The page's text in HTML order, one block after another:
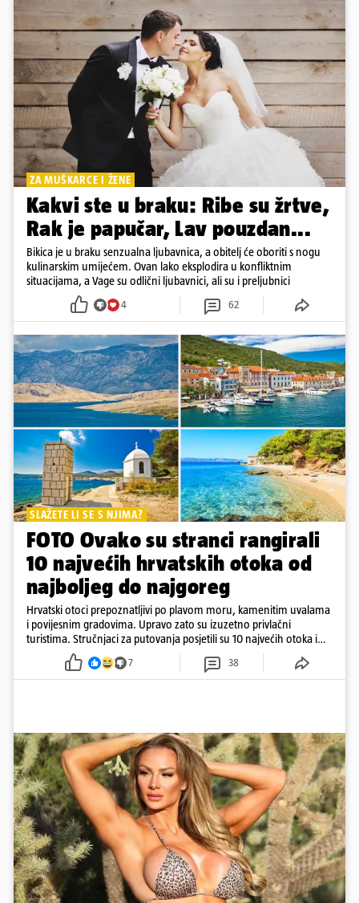
ZA MUŠKARCE I ŽENE
Kakvi ste u braku: Ribe su žrtve,
Rak je papučar, Lav pouzdan...
Bikica je u braku senzualna ljubavnica, a obitelj će oboriti s nogu
kulinarskim umijećem. Ovan lako eksplodira u konfliktnim
situacijama, a Vage su odlični ljubavnici, ali su i preljubnici
4 62
SLAŽETE LI SE S NJIMA?
FOTO Ovako su stranci rangirali
10 najvećih hrvatskih otoka od
najboljeg do najgoreg
Hrvatski otoci prepoznatljivi po plavom moru, kamenitim uvalama
i povijesnim gradovima. Upravo zato su izuzetno privlačni
turistima. Stručnjaci za putovanja posjetili su 10 najvećih otoka i
rangirali ih
7 38